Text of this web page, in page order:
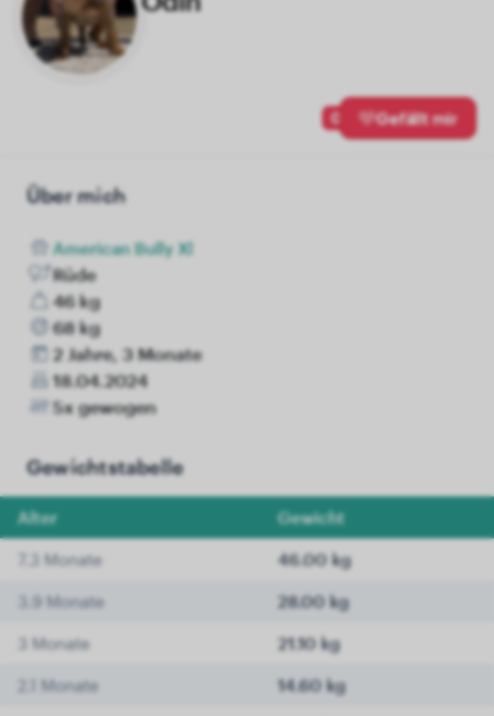
0 Gefällt mir
Über mich
American Bully Xl
Rüde
46 kg
68 kg
2 Jahre, 3 Monate
18.04.2024
5x gewogen
Gewichtstabelle
Alter Gewicht
7.3 Monate 46.00 kg
3.9 Monate 28.00 kg
3 Monate 21.10 kg
2.1 Monate 14.60 kg